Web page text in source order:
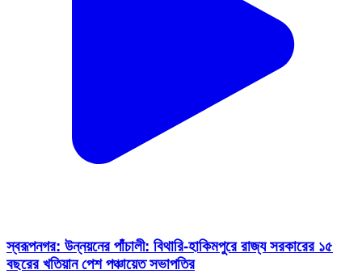
স্বরূপনগর: উন্নয়নের পাঁচালী: বিথারি-হাকিমপুরে রাজ্য সরকারের ১৫
বছরের খতিয়ান পেশ পঞ্চায়েত সভাপতির